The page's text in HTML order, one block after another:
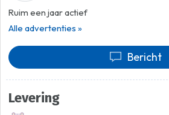
Ruim een jaar actief
Alle advertenties »
Bericht
Levering